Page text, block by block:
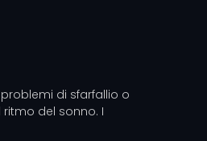
di sfarfallio o
del sonno. I